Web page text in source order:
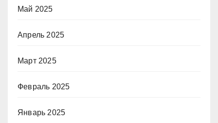
Май 2025
Апрель 2025
Март 2025
Февраль 2025
Январь 2025